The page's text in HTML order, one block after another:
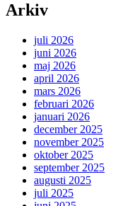
Arkiv
juli 2026
juni 2026
maj 2026
april 2026
mars 2026
februari 2026
januari 2026
december 2025
november 2025
oktober 2025
september 2025
augusti 2025
juli 2025